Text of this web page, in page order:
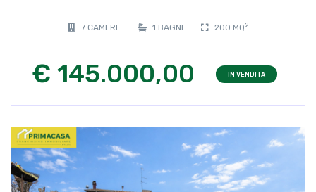
7 CAMERE 1 BAGNI 200 MQ 2
€ 145.000,00 IN VENDITA